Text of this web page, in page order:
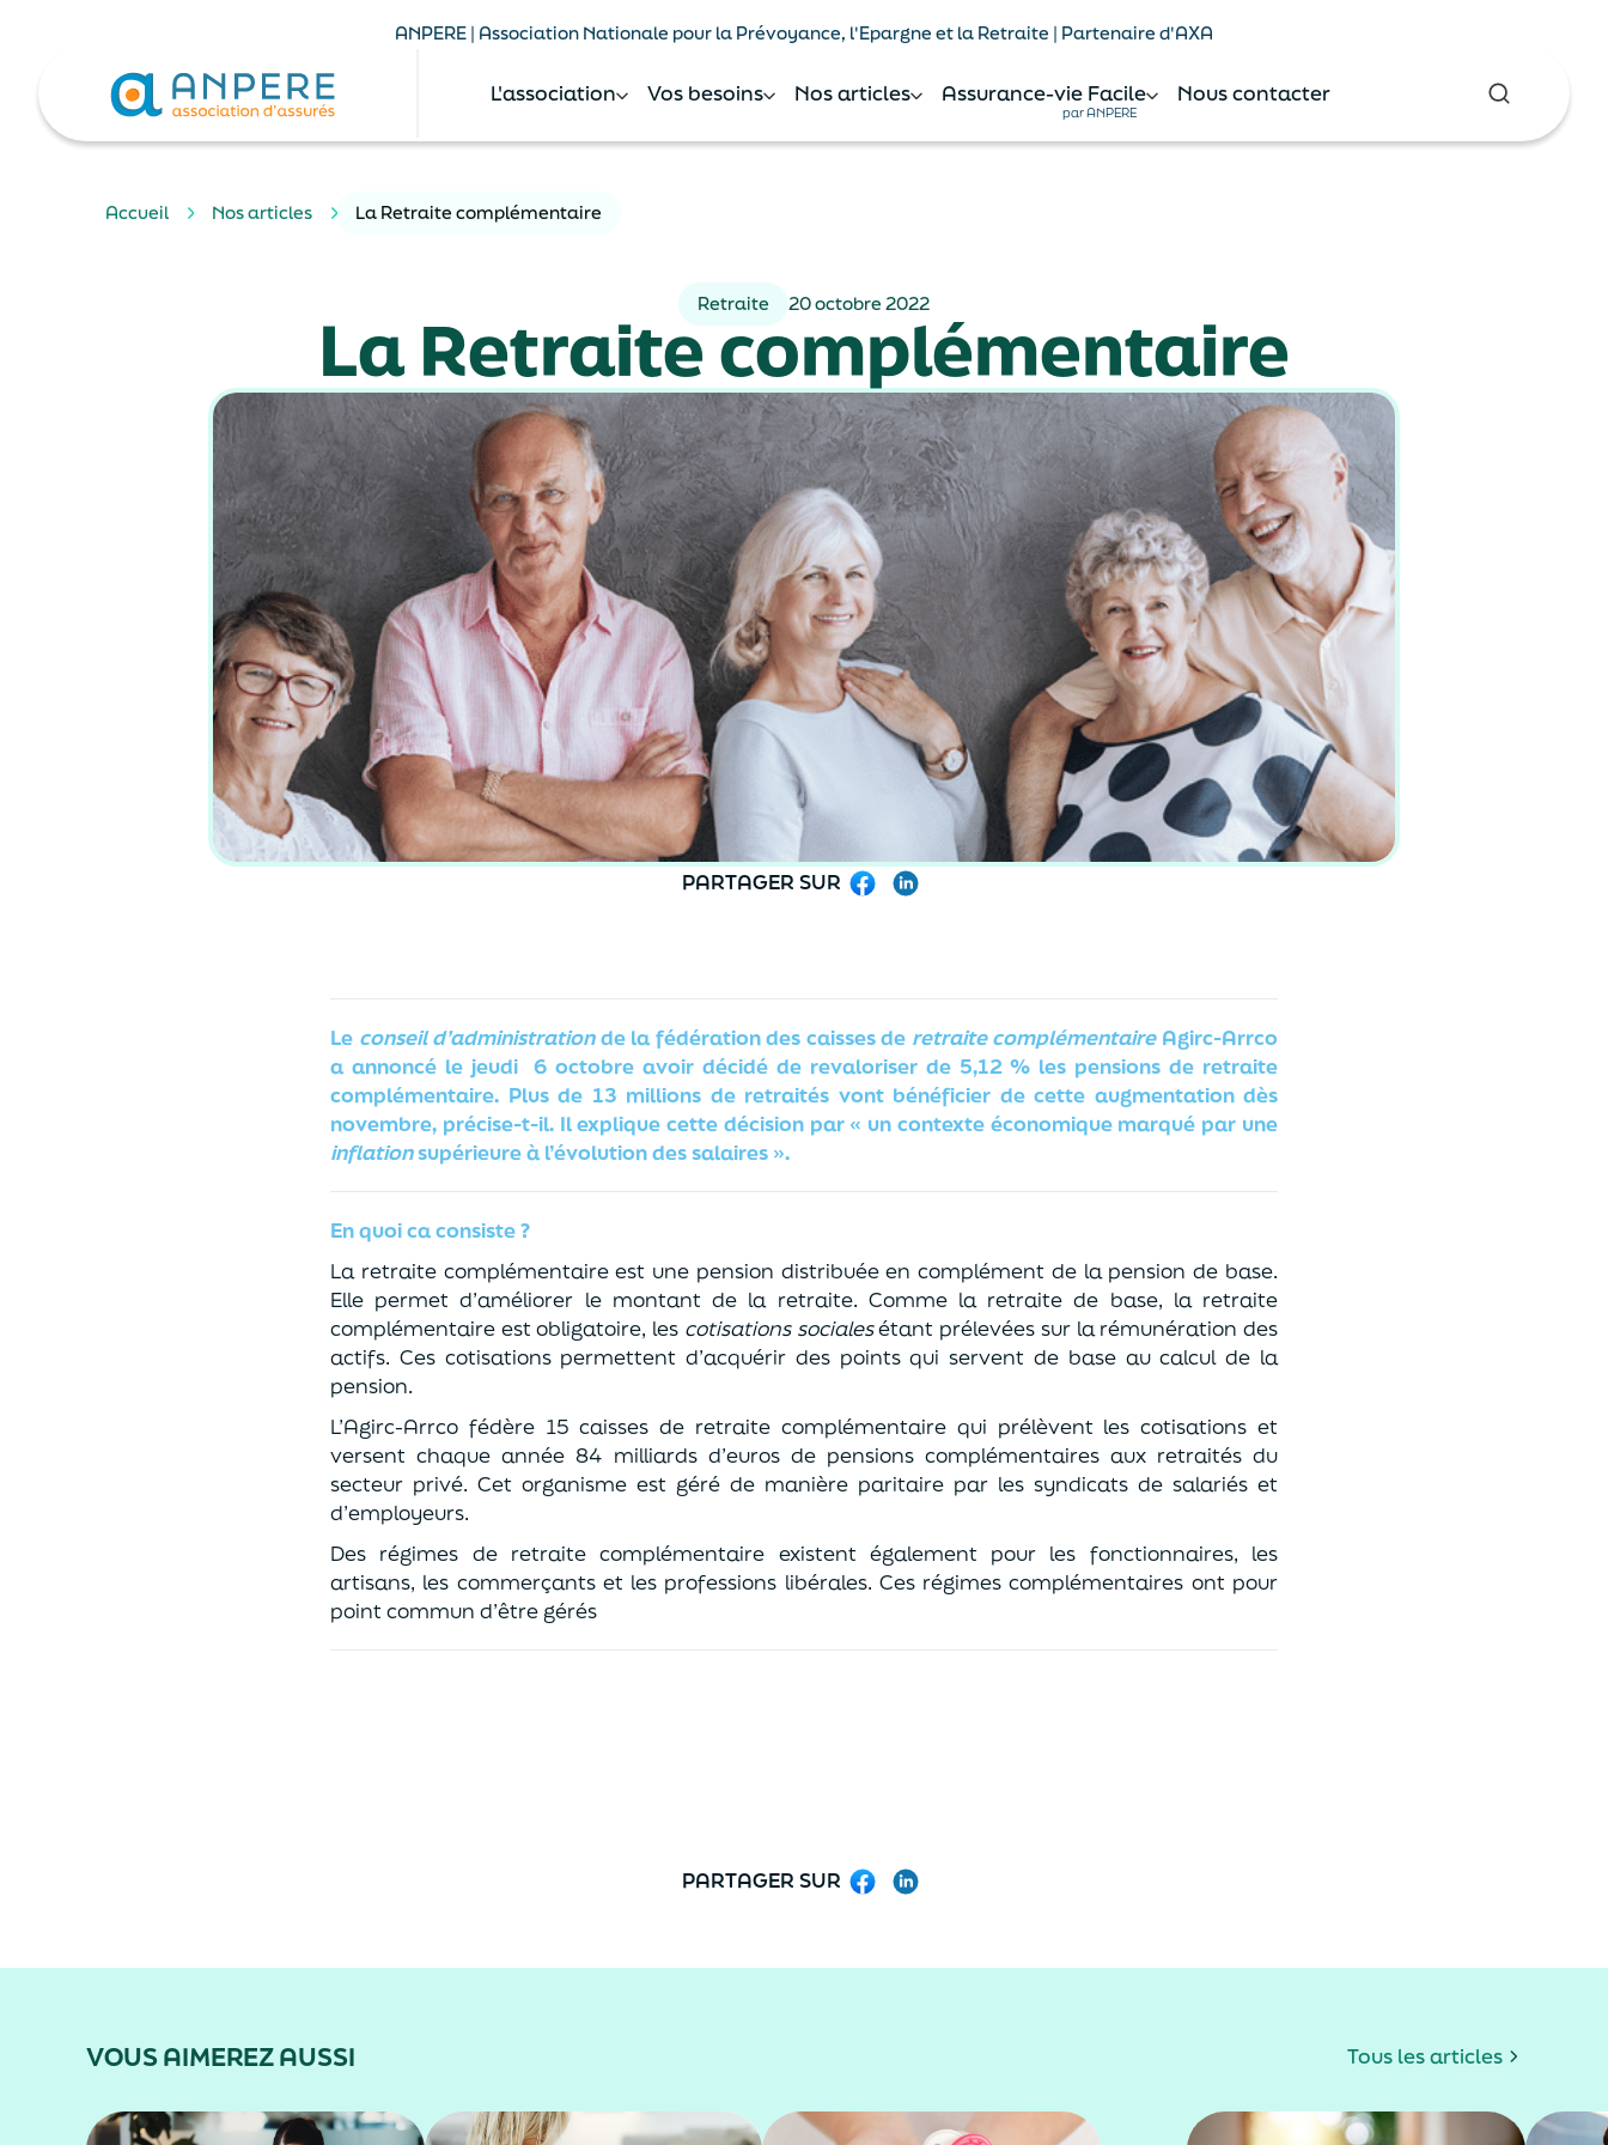
ANPERE | Association Nationale pour la Prévoyance, l'Epargne et la Retraite | Partenaire d'AXA
L'association Vos besoins Nos articles Assurance-vie Facile
par ANPERE
Nous contacter
Accueil Nos articles La Retraite complémentaire
Retraite 20 octobre 2022
La Retraite complémentaire
PARTAGER SUR Facebook
Le conseil d’administrationde la fédération des caisses de retraite complémentaireAgirc-Arrco
a annoncé le jeudi 6 octobre avoir décidé de revaloriser de 5,12 % les pensions de retraite
complémentaire. Plus de 13 millions de retraités vont bénéficier de cette augmentation dès
novembre, précise-t-il. Il explique cette décision par « un contexte économique marqué par une
inflationsupérieure à l’évolution des salaires ».
En quoi ca consiste ?
La retraite complémentaire est une pension distribuée en complément de la pension de base.
Elle permet d’améliorer le montant de la retraite. Comme la retraite de base, la retraite
complémentaire est obligatoire, les cotisations socialesétant prélevées sur la rémunération des
actifs. Ces cotisations permettent d’acquérir des points qui servent de base au calcul de la
pension.
L’Agirc-Arrco fédère 15 caisses de retraite complémentaire qui prélèvent les cotisations et
versent chaque année 84 milliards d’euros de pensions complémentaires aux retraités du
secteur privé. Cet organisme est géré de manière paritaire par les syndicats de salariés et
d’employeurs.
Des régimes de retraite complémentaire existent également pour les fonctionnaires, les
artisans, les commerçants et les professions libérales. Ces régimes complémentaires ont pour
point commun d’être gérés
PARTAGER SUR Facebook
VOUS AIMEREZ AUSSI Tous les articles